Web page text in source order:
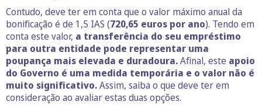
Contudo, deve ter em conta que o valor máximo anual da
bonificação é de 1,5 IAS (720,65 euros por ano). Tendo em
conta este valor, a transferência do seu empréstimo
para outra entidade pode representar uma
poupança mais elevada e duradoura.Afinal, este apoio
do Governo é uma medida temporária e o valor não é
muito significativo.Assim, saiba o que deve ter em
consideração ao avaliar estas duas opções.